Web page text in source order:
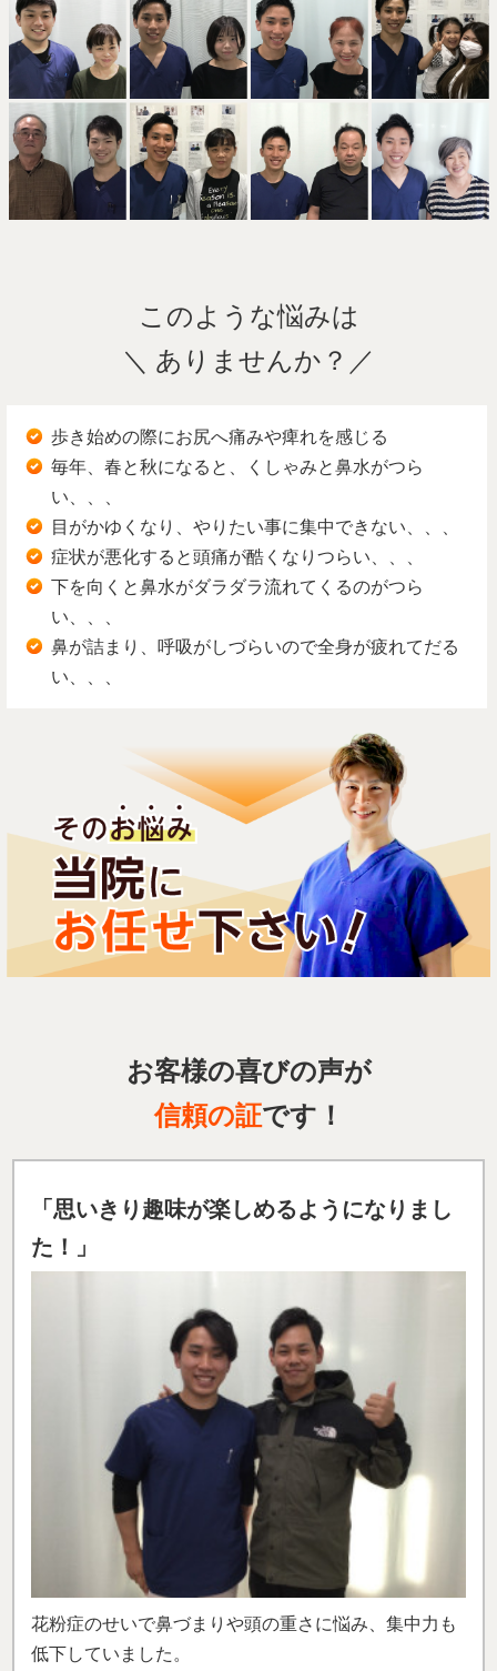
このような悩みは
＼ ありませんか？／
歩き始めの際にお尻へ痛みや痺れを感じる
毎年、春と秋になると、くしゃみと鼻水がつら
い、、、
目がかゆくなり、やりたい事に集中できない、、、
症状が悪化すると頭痛が酷くなりつらい、、、
下を向くと鼻水がダラダラ流れてくるのがつら
い、、、
鼻が詰まり、呼吸がしづらいので全身が疲れてだる
い、、、
お客様の喜びの声が
信頼の証です！
「 思いきり趣味が楽しめるようになりまし
た！」
花粉症のせいで鼻づまりや頭の重さに悩み、集中力も
低下していました。